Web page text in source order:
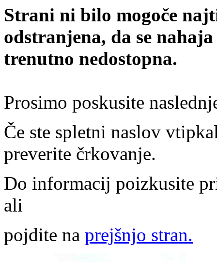
Strani ni bilo mogoče
odstranjena, da se
trenutno nedostopna.
Prosimo poskusite
Če ste spletni naslov
preverite črkovanje.
Do informacij poizkusite
ali
pojdite na prejšnjo stran.